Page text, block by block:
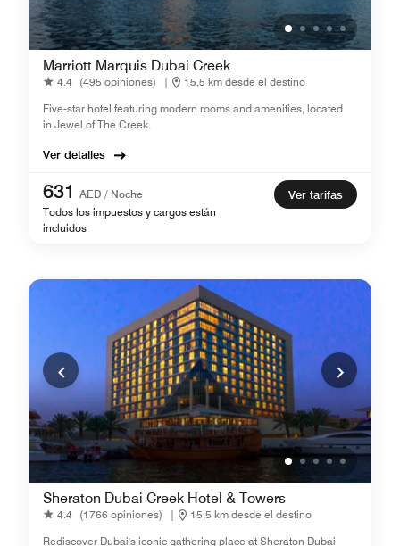
Marriott Marquis Dubai Creek
4.4 (495 opiniones) |
15,5 km desde el destino
Five-star hotel featuring modern rooms and amenities, located
in Jewel of The Creek.
Ver detalles
631 AED / Noche
Todos los impuestos y cargos están
incluidos
Ver tarifas
Sheraton Dubai Creek Hotel & Towers
4.4 (1766 opiniones) |
15,5 km desde el destino
Rediscover Dubai's iconic gathering place at Sheraton Dubai